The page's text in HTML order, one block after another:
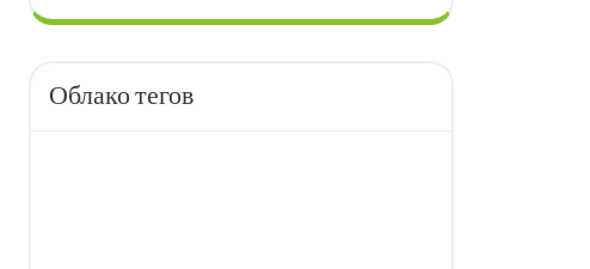
Облако тегов